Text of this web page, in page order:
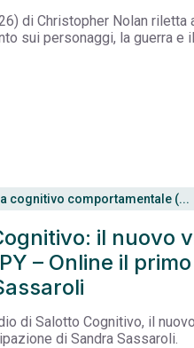
di Christopher Nolan riletta
sui personaggi, la guerra e
cognitivo comportamentale (...
il nuovo
– Online il
di Salotto Cognitivo, il
di Sandra Sassaroli.